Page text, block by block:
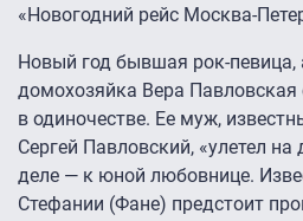
«Новогодний рейс Москва-
Новый год бывшая рок-певица,
домохозяйка Вера Павловская
в одиночестве. Ее муж,
Сергей Павловский, «улетел
деле — к юной любовнице.
Стефании (Фане) предстоит